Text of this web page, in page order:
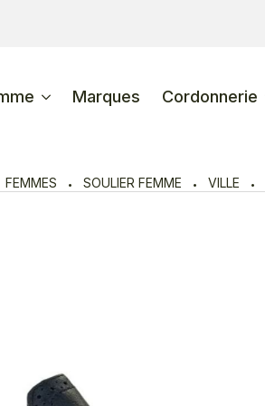
Marques Cordonnerie
FEMMES SOULIER FEMME VILLE